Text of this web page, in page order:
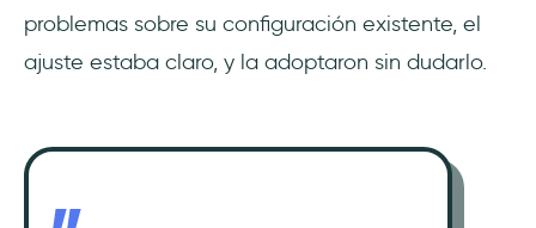
problemas sobre su configuración existente, el
ajuste estaba claro, y la adoptaron sin dudarlo.